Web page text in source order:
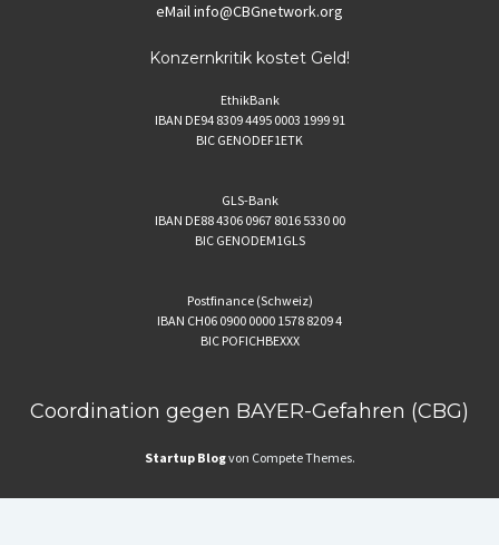
eMailinfo@CBGnetwork.org
Konzernkritik kostet Geld!
EthikBank
IBAN DE94 8309 4495 0003 1999 91
BIC GENODEF1ETK
GLS-Bank
IBAN DE88 4306 0967 8016 5330 00
BIC GENODEM1GLS
Postfinance (Schweiz)
IBAN CH06 0900 0000 1578 8209 4
BIC POFICHBEXXX
Coordination gegen BAYER-Gefahren (CBG)
Startup Blogvon Compete Themes.